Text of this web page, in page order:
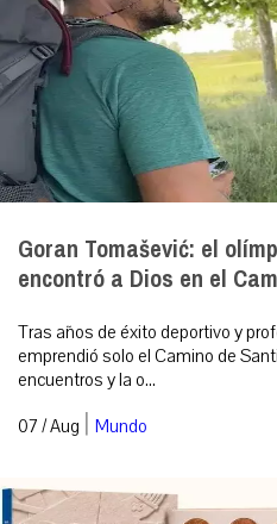
Goran Tomašević: el
encontró a Dios en el
Tras años de éxito deportivo y
emprendió solo el Camino de
encuentros y la o...
07 / Aug | Mundo